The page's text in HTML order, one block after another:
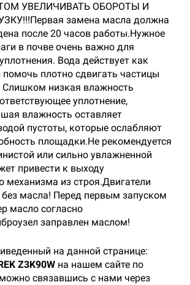
УВЕЛИЧИВАТЬ ОБОРОТЫ И
замена масла должна
после 20 часов работы.Нужное
в почве очень важно для
Вода действует как
плотно сдвигать частицы
Слишком низкая влажность
уплотнение,
влажность оставляет
пустоты, которые ослабляют
площадки.Не рекомендуется
или сильно увлажненной
привести к выходу
механизма из строя.Двигатели
масла! Перед первым запуском
масло согласно
заправлен маслом!
на данной странице:
Z3K90W на нашем сайте по
связавшись с нами через